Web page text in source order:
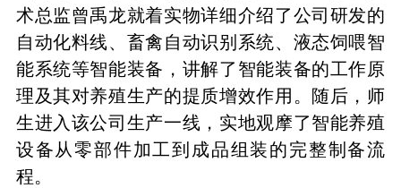
术总监曾禹龙就着实物详细介绍了公司研发的
自动化料线、畜禽自动识别系统、液态饲喂智
能系统等智能装备，讲解了智能装备的工作原
理及其对养殖生产的提质增效作用。随后，师
生进入该公司生产一线，实地观摩了智能养殖
设备从零部件加工到成品组装的完整制备流
程。